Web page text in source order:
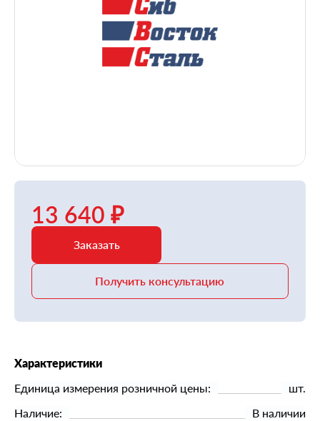
13 640 ₽
Заказать
Получить консультацию
Характеристики
Единица измерения розничной цены:
шт.
Наличие:
В наличии